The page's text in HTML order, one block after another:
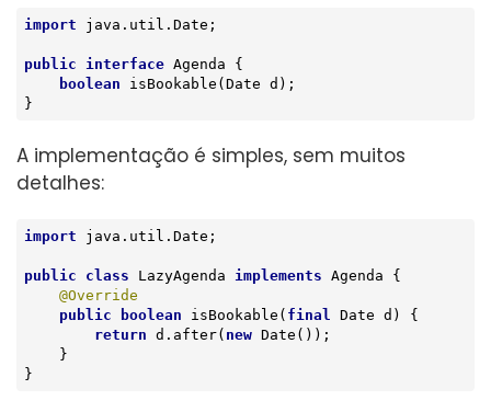
import java.util.Date;
public interface Agenda
{
boolean
isBookable (Date d) ;
}
A implementação é simples, sem muitos
detalhes:
import java.util.Date;
public class LazyAgenda implements Agenda
{
@Override
public
boolean isBookable ( final Date d)
{
return d.after( new Date());
}